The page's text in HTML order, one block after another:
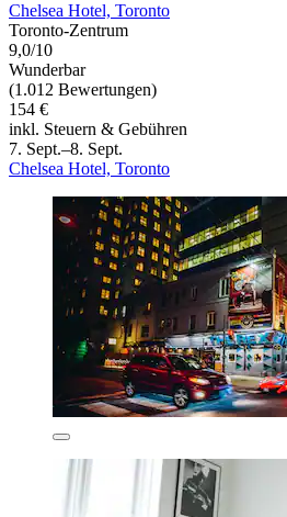
Chelsea Hotel, Toronto
Toronto-Zentrum
9,0/10
Wunderbar
(1.012 Bewertungen)
154 €
inkl. Steuern & Gebühren
7. Sept.–8. Sept.
Chelsea Hotel, Toronto